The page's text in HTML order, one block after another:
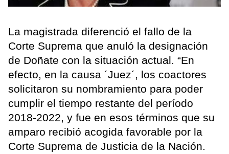
La magistrada diferenció el fallo de la
Corte Suprema que anuló la designación
de Doñate con la situación actual. “En
efecto, en la causa ´Juez´, los coactores
solicitaron su nombramiento para poder
cumplir el tiempo restante del período
2018-2022, y fue en esos términos que su
amparo recibió acogida favorable por la
Corte Suprema de Justicia de la Nación.